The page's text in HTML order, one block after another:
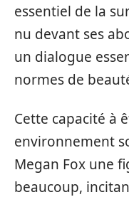
essentiel de la
nu devant ses
un dialogue
normes de
Cette capacité à
environnement
Megan Fox une
beaucoup,